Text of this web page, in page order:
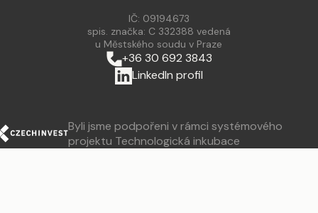
IČ: 09194673
spis. značka: C 332388 vedená
u Městského soudu v Praze
+36 30 692 3843
LinkedIn profil
Byli jsme podpořeni v rámci systémového
projektu Technologická inkubace